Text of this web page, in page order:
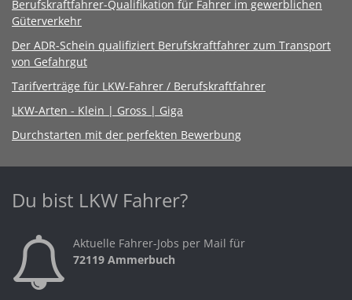
Berufskraftfahrer-Qualifikation für Fahrer im gewerblichen
Güterverkehr
Der ADR-Schein qualifiziert Berufskraftfahrer zum Transport
von Gefahrgut
Tarifverträge für LKW-Fahrer / Berufskraftfahrer
LKW-Arten - Klein | Gross | Giga
Durchstarten mit der perfekten Bewerbung
Du bist LKW Fahrer?
Aktuelle Fahrer-Jobs per Mail für
72119 Ammerbuch